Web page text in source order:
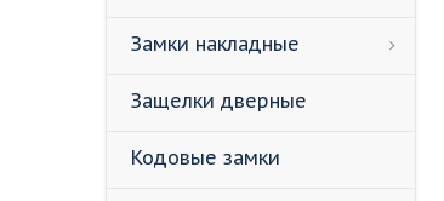
Замки накладные
Защелки дверные
Кодовые замки